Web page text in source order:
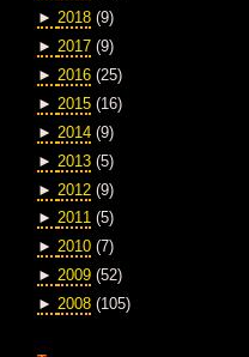
► 2018 (9)
► 2017 (9)
► 2016 (25)
► 2015 (16)
► 2014 (9)
► 2013 (5)
► 2012 (9)
► 2011 (5)
► 2010 (7)
► 2009 (52)
► 2008 (105)